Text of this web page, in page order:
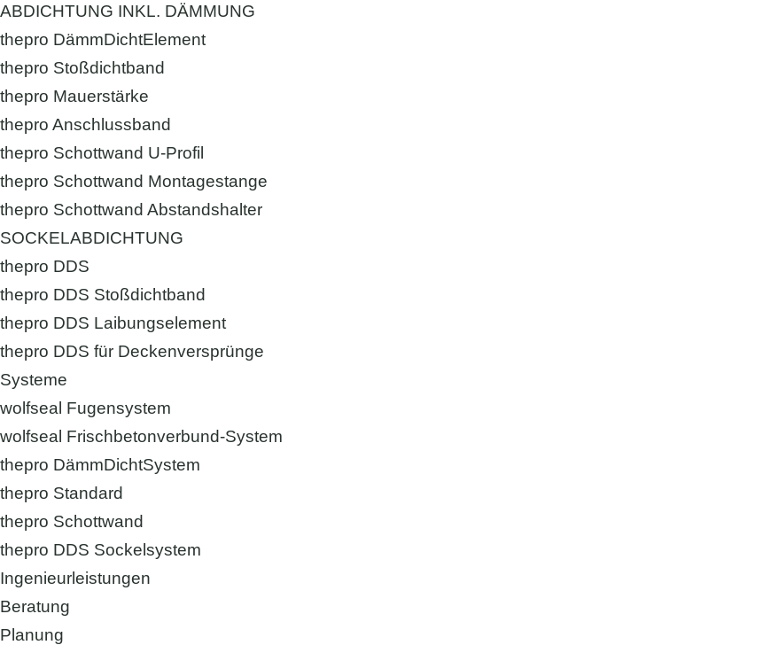
ABDICHTUNG INKL. DÄMMUNG
thepro DämmDichtElement
thepro Stoßdichtband
thepro Mauerstärke
thepro Anschlussband
thepro Schottwand U-Profil
thepro Schottwand Montagestange
thepro Schottwand Abstandshalter
SOCKELABDICHTUNG
thepro DDS
thepro DDS Stoßdichtband
thepro DDS Laibungselement
thepro DDS für Deckenversprünge
Systeme
wolfseal Fugensystem
wolfseal Frischbetonverbund-System
thepro DämmDichtSystem
thepro Standard
thepro Schottwand
thepro DDS Sockelsystem
Ingenieurleistungen
Beratung
Planung